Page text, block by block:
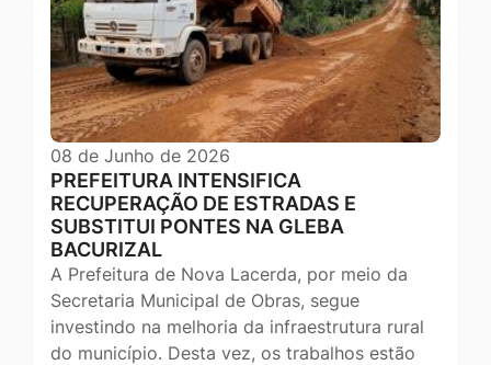
08 de Junho de 2026
PREFEITURA INTENSIFICA
RECUPERAÇÃO DE ESTRADAS E
SUBSTITUI PONTES NA GLEBA
BACURIZAL
A Prefeitura de Nova Lacerda, por meio da
Secretaria Municipal de Obras, segue
investindo na melhoria da infraestrutura rural
do município. Desta vez, os trabalhos estão